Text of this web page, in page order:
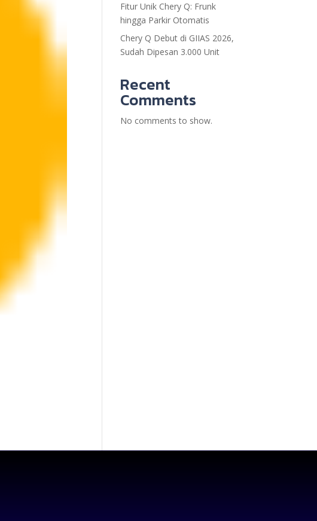
Fitur Unik Chery Q: Frunk
hingga Parkir Otomatis
Chery Q Debut di GIIAS 2026,
Sudah Dipesan 3.000 Unit
Recent
Comments
No comments to show.